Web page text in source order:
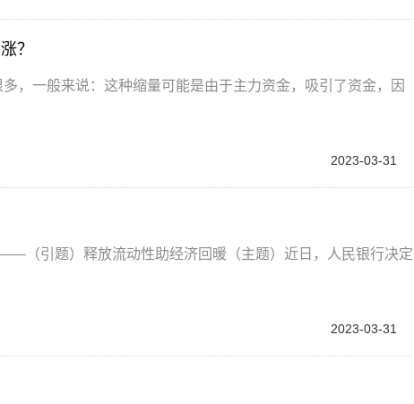
？
，一般来说：这种缩量可能是由于主力资金，吸引了资金，因
2023-03-31
（引题）释放流动性助经济回暖（主题）近日，人民银行决定
2023-03-31